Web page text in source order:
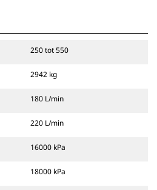
250 tot 550
2942 kg
180 L/min
220 L/min
16000 kPa
18000 kPa